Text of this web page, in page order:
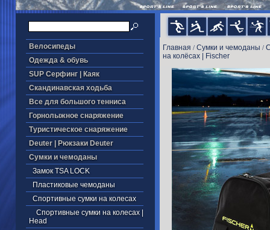
Велосипеды
Одежда & обувь
SUP Серфинг | Каяк
Скандинавская ходьба
Все для большого тенниса
Горнолыжное снаряжение
Туристическое снаряжение
Deuter | Рюкзаки Deuter
Cумки и чемоданы
Замок TSA LOCK
Пластиковые чемоданы
Cпортивные сумки на колесах
Cпортивные сумки на колесах |
Head
Главная / Cумки и чемоданы /
на колёсах | Fischer